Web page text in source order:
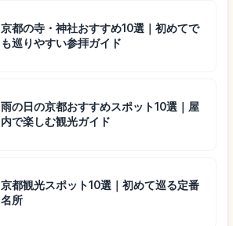
京都の寺・神社おすすめ10選｜初めてで
も巡りやすい参拝ガイド
雨の日の京都おすすめスポット10選｜屋
内で楽しむ観光ガイド
京都観光スポット10選｜初めて巡る定番
名所